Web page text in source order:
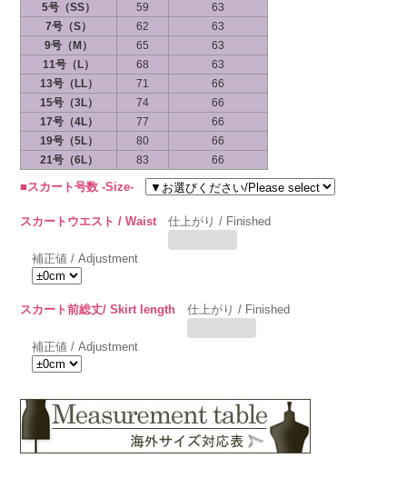
5号（SS）
59
63
7号（S）
62
63
9号（M）
65
63
11号（L）
68
63
13号（LL）
71
66
15号（3L）
74
66
17号（4L）
77
66
19号（5L）
80
66
21号（6L）
83 66
■スカート号数 -Size-
スカートウエスト / Waist 仕上がり / Finished
補正値 / Adjustment
スカート前総丈/ Skirt length 仕上がり / Finished
補正値 / Adjustment